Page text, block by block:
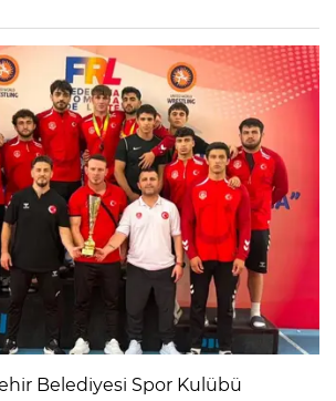
Belediyesi Spor Kulübü